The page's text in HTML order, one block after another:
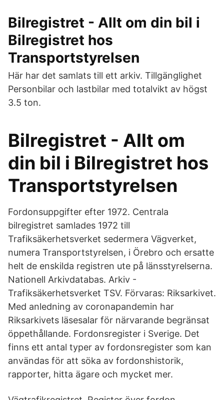
Bilregistret - Allt om din bil i
Bilregistret hos
Transportstyrelsen
Här har det samlats till ett arkiv. Tillgänglighet
Personbilar och lastbilar med totalvikt av högst
3.5 ton.
Bilregistret - Allt om
din bil i Bilregistret hos
Transportstyrelsen
Fordonsuppgifter efter 1972. Centrala
bilregistret samlades 1972 till
Trafiksäkerhetsverket sedermera Vägverket,
numera Transportstyrelsen, i Örebro och ersatte
helt de enskilda registren ute på länsstyrelserna.
Nationell Arkivdatabas. Arkiv -
Trafiksäkerhetsverket TSV. Förvaras: Riksarkivet.
Med anledning av coronapandemin har
Riksarkivets läsesalar för närvarande begränsat
öppethållande. Fordonsregister i Sverige. Det
finns ett antal typer av fordonsregister som kan
användas för att söka av fordonshistorik,
rapporter, hitta ägare och mycket mer.